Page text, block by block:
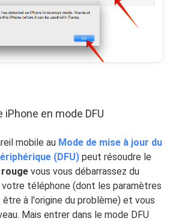
en mode DFU
mobile au Mode de mise à jour du
(DFU) peut résoudre le
vous vous débarrassez du
téléphone (dont les paramètres
à l'origine du problème) et vous
Mais entrer dans le mode DFU